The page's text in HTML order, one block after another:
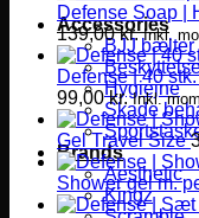
Accessories
BJJ bælter
Hygiejne
Skade
Brands
Aesthetic
Kingz
Defense Soap |
139,00kr. Inkl.
Defense | 40
99,00kr. Inkl.
Gel Travel Size
Shower gel m.